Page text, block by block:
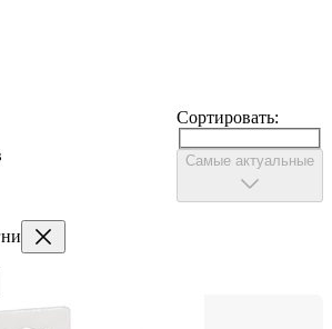
Сортировать:
Самые актуальные